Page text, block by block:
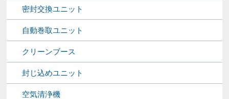
密封交換ユニット
自動巻取ユニット
クリーンブース
封じ込めユニット
空気清浄機